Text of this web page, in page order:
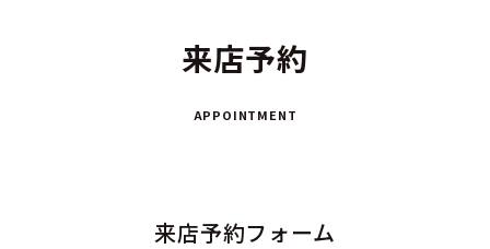
来店予約
APPOINTMENT
来店予約フォーム